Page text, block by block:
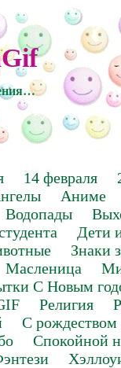
14 февраля
Аниме
Водопады
Дети
Знаки
Масленица
С Новым
Религия
С рождеством
Спокойной